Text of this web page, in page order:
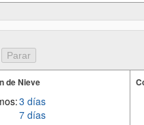
de Nieve
3 días
7 días